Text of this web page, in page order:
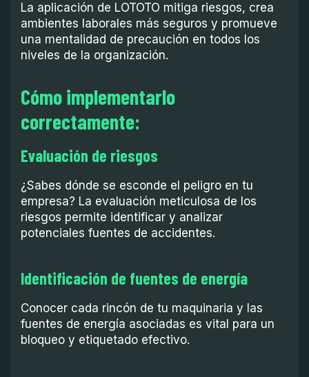
La aplicación de LOTOTO mitiga riesgos, crea
ambientes laborales más seguros y promueve
una mentalidad de precaución en todos los
niveles de la organización.
Cómo implementarlo
correctamente:
Evaluación de riesgos
¿Sabes dónde se esconde el peligro en tu
empresa? La evaluación meticulosa de los
riesgos permite identificar y analizar
potenciales fuentes de accidentes.
Identificación de fuentes de energía
Conocer cada rincón de tu maquinaria y las
fuentes de energía asociadas es vital para un
bloqueo y etiquetado efectivo.